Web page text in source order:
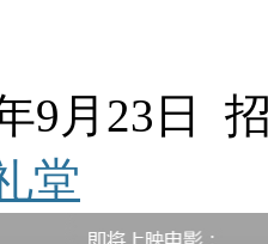
9月23日
堂